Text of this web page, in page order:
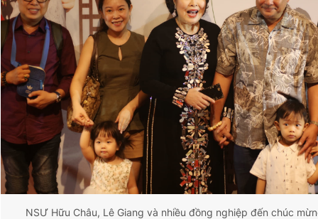
NSƯ Hữu Châu, Lê Giang và nhiều đồng nghiệp đến chúc